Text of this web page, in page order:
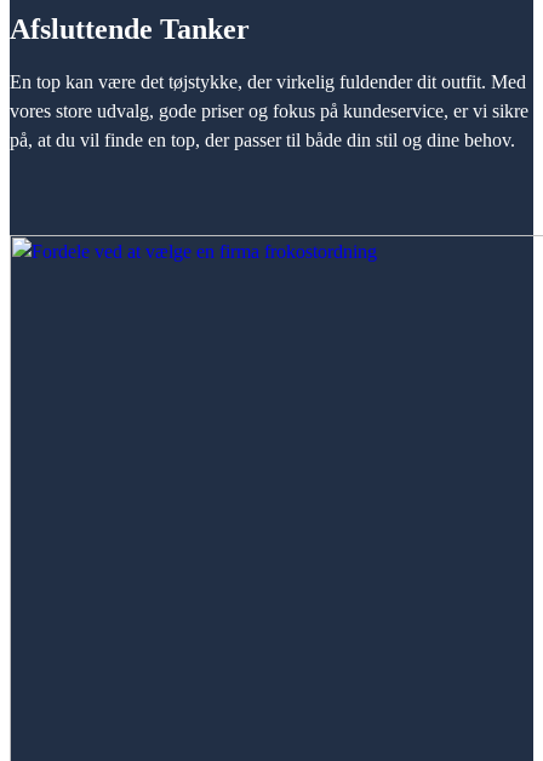
Afsluttende Tanker
En top kan være det tøjstykke, der virkelig fuldender dit outfit. Med
vores store udvalg, gode priser og fokus på kundeservice, er vi sikre
på, at du vil finde en top, der passer til både din stil og dine behov.